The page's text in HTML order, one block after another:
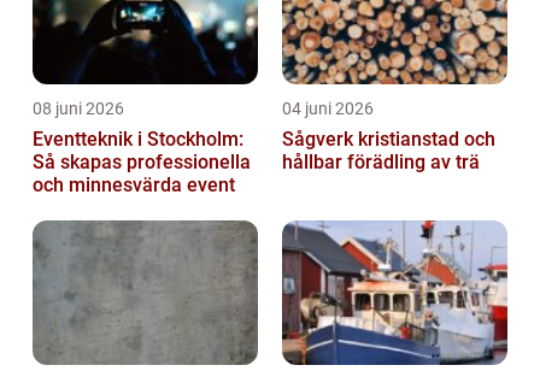
08 juni 2026
Eventteknik i Stockholm:
Så skapas professionella
och minnesvärda event
04 juni 2026
Sågverk kristianstad och
hållbar förädling av trä